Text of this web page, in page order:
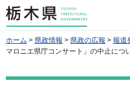
栃木県
ホーム > 県政情報 > 県政の広報 > 報道
マロニエ県庁コンサート」の中止につ